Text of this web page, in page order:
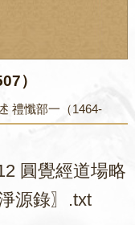
）
禮懺部一（1464-
圓覺經道場略
源錄〗.txt